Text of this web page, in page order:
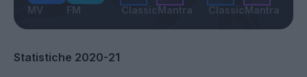
MV FM ClassicMantra ClassicMantra
Statistiche 2020-21